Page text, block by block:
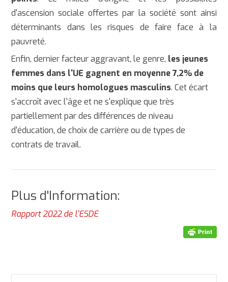
d'ascension sociale offertes par la société sont ainsi
déterminants dans les risques de faire face à la
pauvreté.
Enfin, dernier facteur aggravant, le genre, les jeunes
femmes dans l'UE gagnent en moyenne 7,2% de
moins que leurs homologues masculins. Cet écart
s'accroît avec l'âge et ne s'explique que très
partiellement par des différences de niveau
d'éducation, de choix de carrière ou de types de
contrats de travail.
Plus d'Information:
Rapport 2022 de l'ESDE